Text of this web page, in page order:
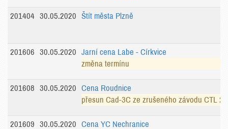
201404 30.05.2020 Štít města Plzně
201606 30.05.2020
Jarní cena Labe - Církvice
změna termínu
201608 30.05.2020
Cena Roudnice
přesun Cad-3C ze zrušeného závodu CTL
201609 30.05.2020 Cena YC Nechranice